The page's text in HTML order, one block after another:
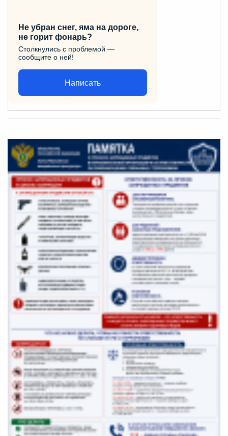
Не убран снег, яма на дороге,
не горит фонарь?
Столкнулись с проблемой —
сообщите о ней!
Написать